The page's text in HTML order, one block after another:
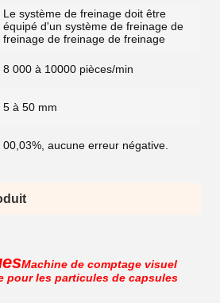
Le système de freinage doit être
équipé d'un système de freinage de
freinage de freinage de freinage
8 000 à 10000 pièces/min
5 à 50 mm
00,03%, aucune erreur négative.
Machine de comptage visuel
pour les particules de capsules